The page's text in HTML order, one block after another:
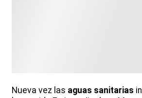
Nueva vez las aguas sanitarias